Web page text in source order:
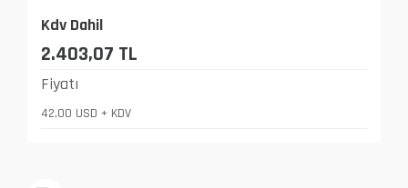
Kdv Dahil
2.403,07 TL
Fiyatı
42,00 USD + KDV